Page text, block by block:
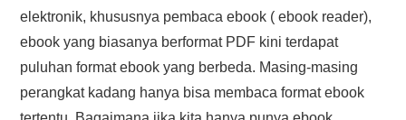
elektronik, khususnya pembaca ebook ( ebook reader),
ebook yang biasanya berformat PDF kini terdapat
puluhan format ebook yang berbeda. Masing-masing
perangkat kadang hanya bisa membaca format ebook